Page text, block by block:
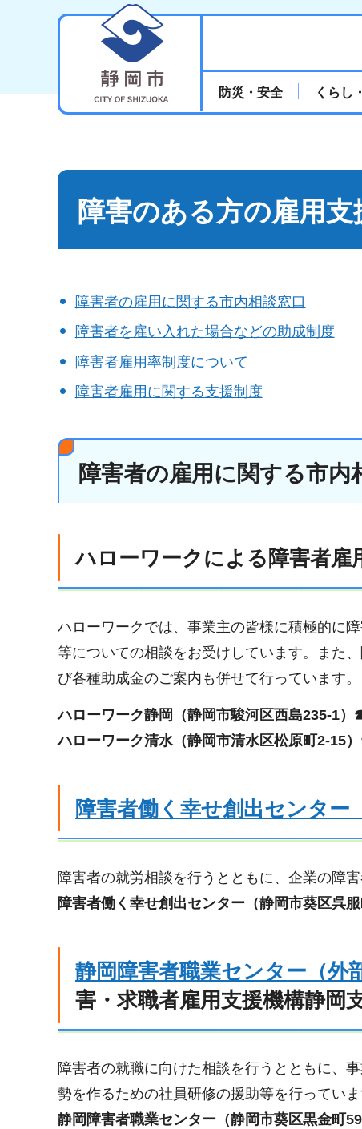
防災・安全 くらし
障害のある方の雇用支
障害者の雇用に関する市内相談窓口
障害者を雇い入れた場合などの助成制度
障害者雇用率制度について
障害者雇用に関する支援制度
障害者の雇用に関する市内
ハローワークによる障害者雇
ハローワークでは、事業主の皆様に積極的に
等についての相談をお受けしています。また
び各種助成金のご案内も併せて行っています。
ハローワーク静岡（静岡市駿河区西島235-1）
ハローワーク清水（静岡市清水区松原町2-15
障害者働く幸せ創出センター
障害者の就労相談を行うとともに、企業の障
障害者働く幸せ創出センター（静岡市葵区呉
静岡障害者職業センター（外
害・求職者雇用支援機構静岡支
障害者の就職に向けた相談を行うとともに、
勢を作るための社員研修の援助等を行っていま
静岡障害者職業センター（静岡市葵区黒金町